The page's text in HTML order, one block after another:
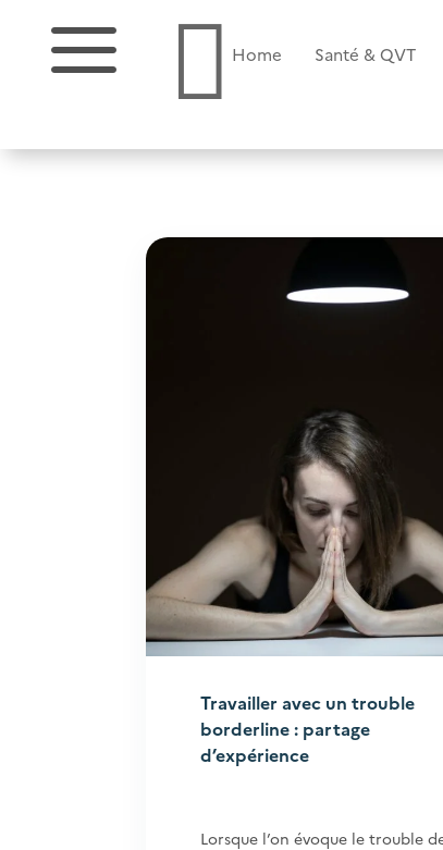
a  Home Santé & QVT
Travailler avec un trouble
borderline : partage
d’expérience
Lorsque l’on évoque le trouble